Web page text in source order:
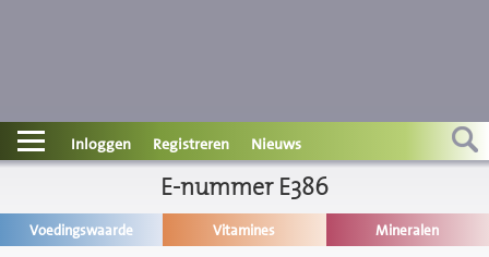
Contact
Disclaimer
Inloggen Registreren Nieuws
E-nummer E386
Voedingswaarde Vitamines Mineralen